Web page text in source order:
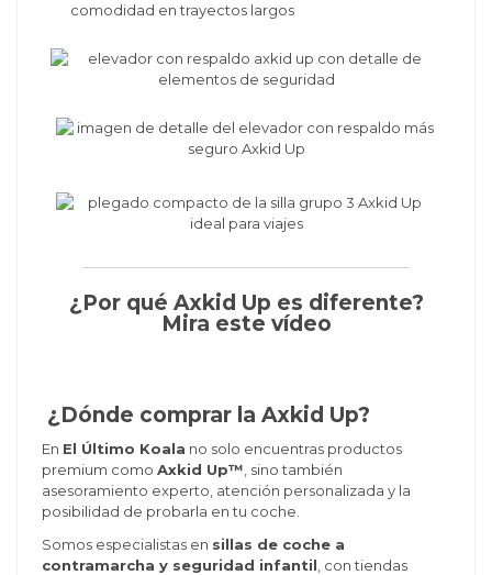
comodidad en trayectos largos
¿Por qué Axkid Up es diferente?
Mira este vídeo
¿Dónde comprar la Axkid Up?
En El Último Koala no solo encuentras productos
premium como Axkid Up™, sino también
asesoramiento experto, atención personalizada y la
posibilidad de probarla en tu coche.
Somos especialistas en sillas de coche a
contramarcha y seguridad infantil , con tiendas